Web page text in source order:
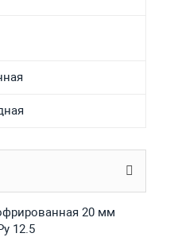
20 мм
12.5